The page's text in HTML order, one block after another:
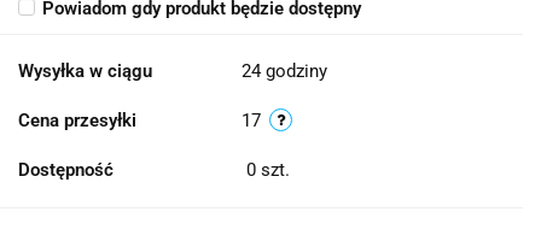
Powiadom gdy produkt będzie dostępny
Wysyłka w ciągu 24 godziny
Cena przesyłki 17
Dostępność 0 szt.